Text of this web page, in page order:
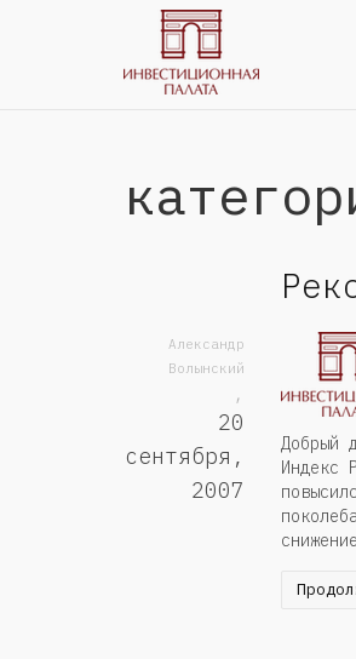
Александр
Волынский
,
20
сентября,
2007
Добрый
Индекс